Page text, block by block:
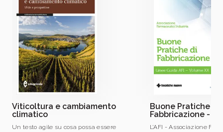
Viticoltura e cambiamento
climatico
Un testo agile su cosa possa essere
Buone Pratiche di
Fabbricazione -
L’AFI - Associazione